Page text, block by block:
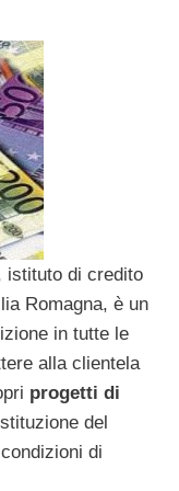
istituto di credito
Romagna, è un
in tutte le
alla clientela
progetti di
del
di